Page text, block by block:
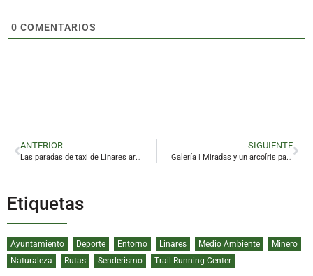
0 COMENTARIOS
ANTERIOR
Las paradas de taxi de Linares arden bajo un sol sin sombra
SIGUIENTE
Galería | Miradas y un arcoíris para airear conciencias en Linares
Etiquetas
Ayuntamiento Deporte Entorno Linares Medio Ambiente
Minero
Naturaleza
Rutas Senderismo Trail Running Center